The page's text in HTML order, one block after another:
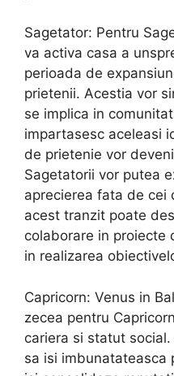
Sagetator: Pentru
va activa casa a
perioada de
prietenii. Acestia vor
se implica in
impartasesc aceleasi
de prietenie vor
Sagetatorii vor putea
aprecierea fata de cei
acest tranzit poate
colaborare in proiecte
in realizarea
Capricorn: Venus in
zecea pentru
cariera si statut
sa isi imbunatateasca